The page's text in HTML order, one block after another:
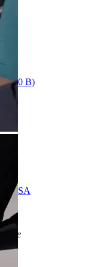
(650 B)